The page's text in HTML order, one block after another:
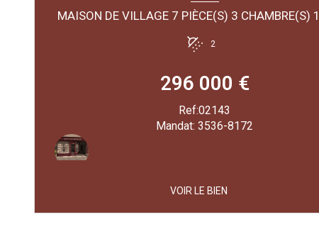
2
296 000 €
Ref:02143
Mandat: 3536-8172
VOIR LE BIEN